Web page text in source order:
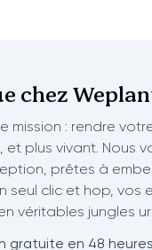
chez
mission : rendre
et plus vivant. Nous
prêtes à
seul clic et hop, vos
véritables jungles
gratuite en 48 heures